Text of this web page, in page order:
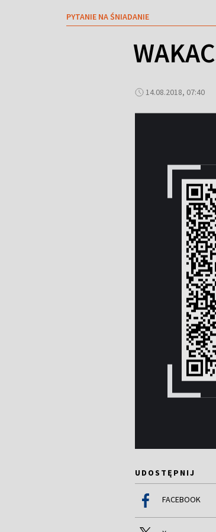
PYTANIE NA ŚNIADANIE
14.08.2018, 07:40
UDOSTĘPNIJ
FACEBOOK